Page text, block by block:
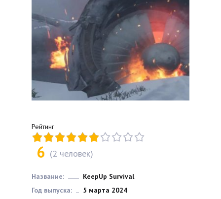
Рейтинг
6 (2 человек)
Название:
KeepUp Survival
Год выпуска:
5 марта 2024